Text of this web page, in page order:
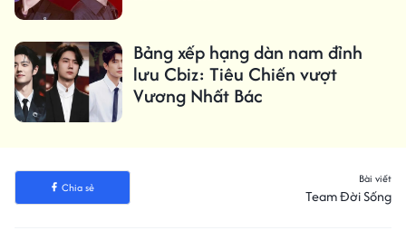
Bảng xếp hạng dàn nam đỉnh
lưu Cbiz: Tiêu Chiến vượt
Vương Nhất Bác
Chia sẻ
Bài viết
Team Đời Sống